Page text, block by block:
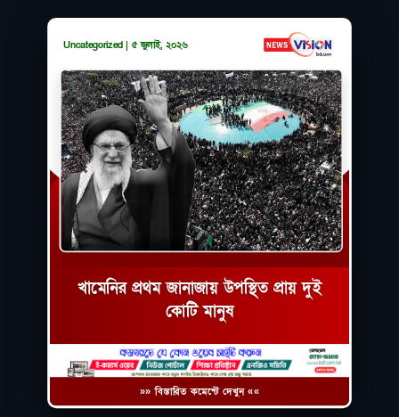
Uncategorized | ৫ জুলাই, ২০২৬
খামেনির প্রথম জানাজায় উপস্থিত প্রায় দুই
কোটি মানুষ
»» বিস্তারিত কমেন্টে দেখুন ««